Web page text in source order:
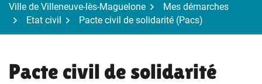
Ville de Villeneuve-lès-Maguelone
Mes démarches
Etat civil
Pacte civil de solidarité (Pacs)
Pacte civil de solidarité